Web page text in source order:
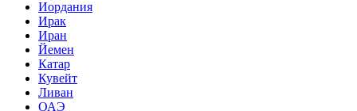
Иордания
Ирак
Иран
Йемен
Катар
Кувейт
Ливан
ОАЭ